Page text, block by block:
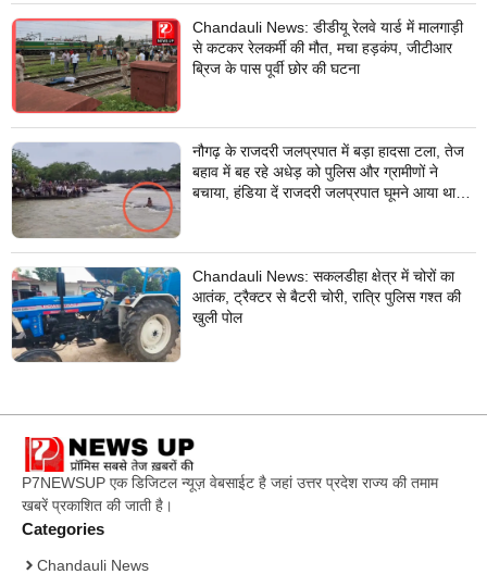
Chandauli News: डीडीयू रेलवे यार्ड में मालगाड़ी
से कटकर रेलकर्मी की मौत, मचा हड़कंप, जीटीआर
ब्रिज के पास पूर्वी छोर की घटना
नौगढ़ के राजदरी जलप्रपात में बड़ा हादसा टला, तेज
बहाव में बह रहे अधेड़ को पुलिस और ग्रामीणों ने
बचाया, हंडिया दें राजदरी जलप्रपात घूमने आया था
Chandauli News: सकलडीहा क्षेत्र में चोरों का
आतंक, ट्रैक्टर से बैटरी चोरी, रात्रि पुलिस गश्त की
खुली पोल
P7NEWSUP एक डिजिटल न्यूज़ वेबसाईट है जहां उत्तर प्रदेश राज्य की तमाम
खबरें प्रकाशित की जाती है।
Categories
Chandauli News